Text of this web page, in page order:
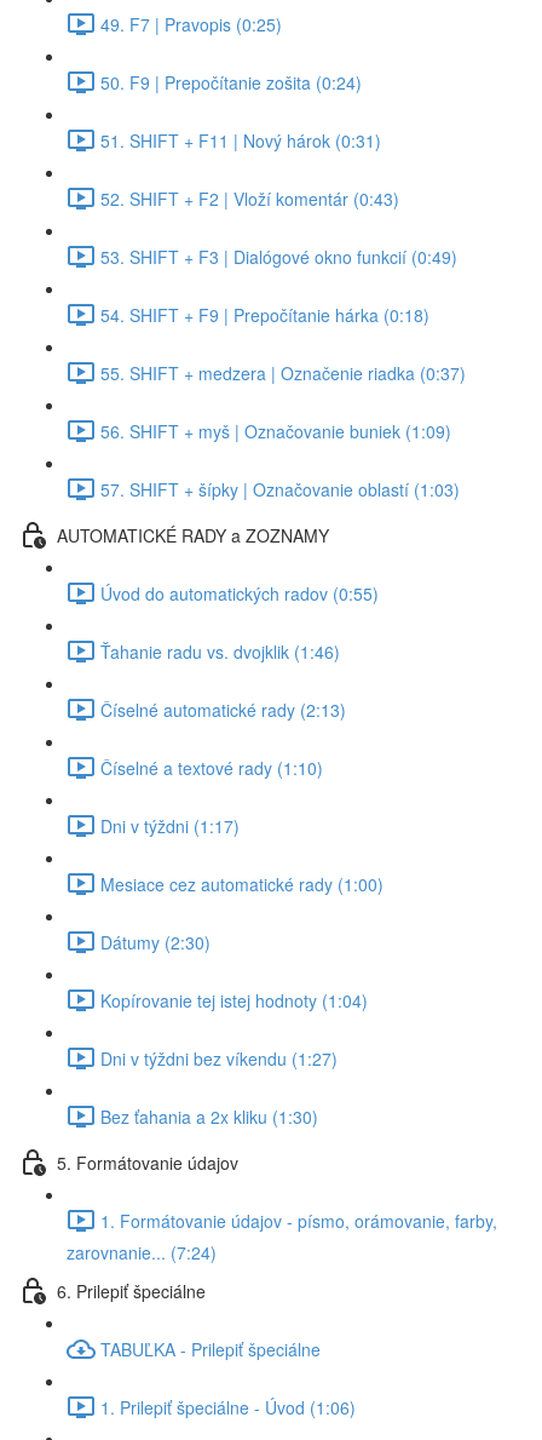
49. F7 | Pravopis (0:25)
50. F9 | Prepočítanie zošita (0:24)
51. SHIFT + F11 | Nový hárok (0:31)
52. SHIFT + F2 | Vloží komentár (0:43)
53. SHIFT + F3 | Dialógové okno funkcií (0:49)
54. SHIFT + F9 | Prepočítanie hárka (0:18)
55. SHIFT + medzera | Označenie riadka (0:37)
56. SHIFT + myš | Označovanie buniek (1:09)
57. SHIFT + šípky | Označovanie oblastí (1:03)
AUTOMATICKÉ RADY a ZOZNAMY
Úvod do automatických radov (0:55)
Ťahanie radu vs. dvojklik (1:46)
Číselné automatické rady (2:13)
Číselné a textové rady (1:10)
Dni v týždni (1:17)
Mesiace cez automatické rady (1:00)
Dátumy (2:30)
Kopírovanie tej istej hodnoty (1:04)
Dni v týždni bez víkendu (1:27)
Bez ťahania a 2x kliku (1:30)
5. Formátovanie údajov
1. Formátovanie údajov - písmo, orámovanie, farby,
zarovnanie... (7:24)
6. Prilepiť špeciálne
TABUĽKA - Prilepiť špeciálne
1. Prilepiť špeciálne - Úvod (1:06)